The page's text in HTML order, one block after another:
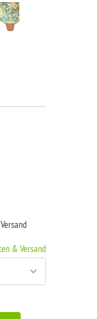
& Versand